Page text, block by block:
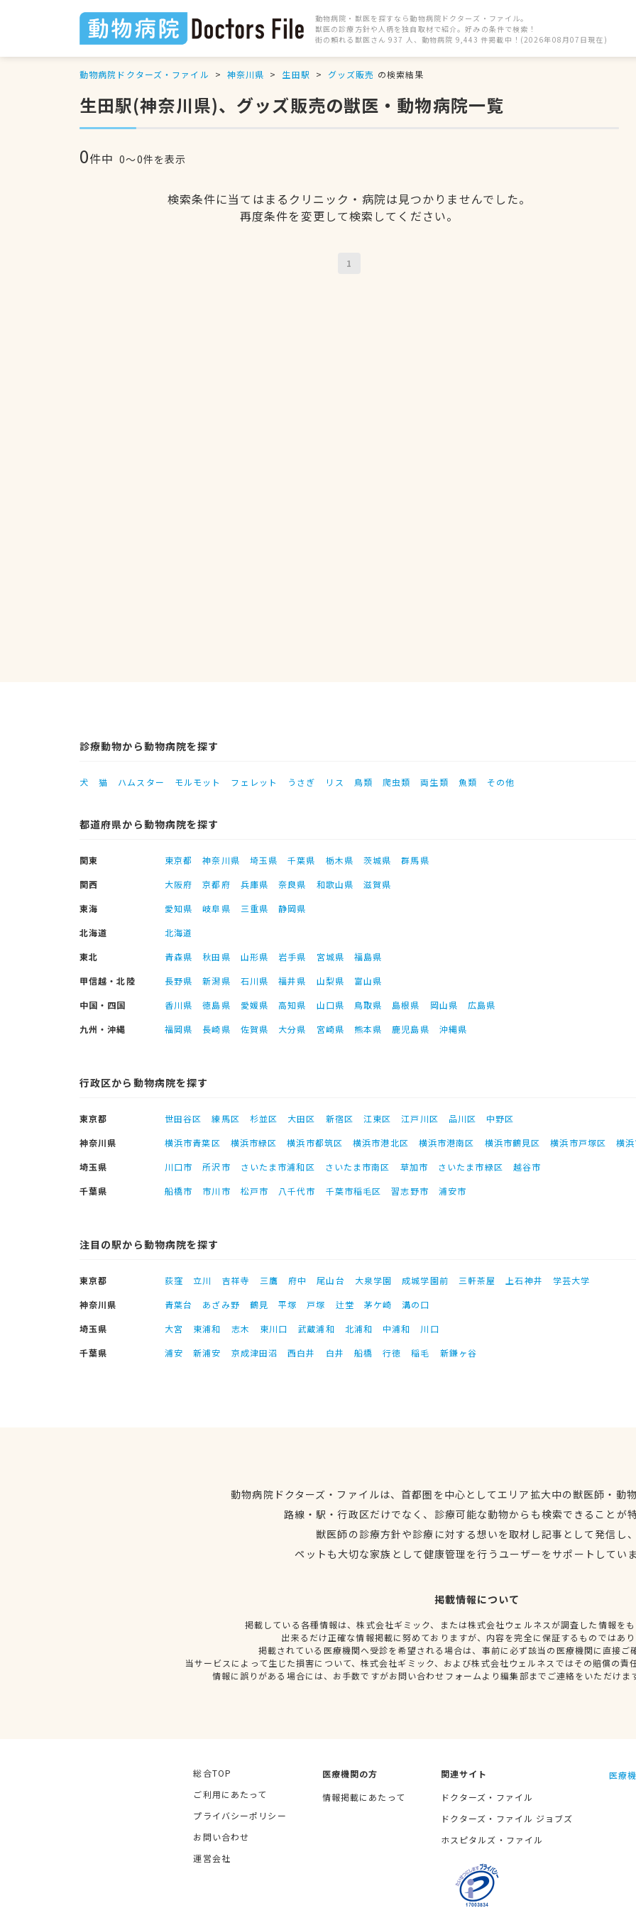
動物病院・獣医を探すなら動物病院ドクターズ・ファイル。
獣医の診療方針や人柄を独自取材で紹介。好みの条件で検索！
街の頼れる獣医さん 937 人、動物病院 9,443 件掲載中！(2026年08月07日現在)
動物病院ドクターズ・ファイル 神奈川県 生田駅 グッズ販売 の検索結果
生田駅(神奈川県)、グッズ販売の獣医・動物病院一覧
0件中 0〜0件を表示
検索条件に当てはまるクリニック・病院は見つかりませんでした。
再度条件を変更して検索してください。
1
診療動物から動物病院を探す
犬 猫 ハムスター モルモット フェレット うさぎ リス 鳥類 爬虫類 両生類 魚類 その他
都道府県から動物病院を探す
関東 東京都 神奈川県 埼玉県 千葉県 栃木県 茨城県
群馬県
関西
大阪府 京都府 兵庫県 奈良県 和歌山県
滋賀県
東海
愛知県 岐阜県 三重県
静岡県
北海道
北海道
東北
青森県 秋田県 山形県 岩手県 宮城県
福島県
甲信越・北陸
長野県 新潟県 石川県 福井県 山梨県
富山県
中国・四国
香川県 徳島県 愛媛県 高知県 山口県 鳥取県 島根県 岡山県
広島県
九州・沖縄
福岡県 長崎県 佐賀県 大分県 宮崎県 熊本県 鹿児島県 沖縄県
行政区から動物病院を探す
東京都 世田谷区 練馬区 杉並区 大田区 新宿区 江東区 江戸川区 品川区
中野区
神奈川県
横浜市青葉区 横浜市緑区 横浜市都筑区 横浜市港北区 横浜市港南区 横浜市鶴見区 横浜市戸塚区
横
埼玉県
川口市 所沢市 さいたま市浦和区 さいたま市南区 草加市 さいたま市緑区
越谷市
千葉県
船橋市 市川市 松戸市 八千代市 千葉市稲毛区 習志野市 浦安市
注目の駅から動物病院を探す
東京都 荻窪 立川 吉祥寺 三鷹 府中 尾山台 大泉学園 成城学園前 三軒茶屋 上石神井
学芸大学
神奈川県
青葉台 あざみ野 鶴見 平塚 戸塚 辻堂 茅ケ崎
溝の口
埼玉県
大宮 東浦和 志木 東川口 武蔵浦和 北浦和 中浦和
川口
千葉県
浦安 新浦安 京成津田沼 西白井 白井 船橋 行徳 稲毛 新鎌ヶ谷
動物病院ドクターズ・ファイルは、首都圏を中心としてエリア拡大中の獣医師・動
路線・駅・行政区だけでなく、診療可能な動物からも検索できることが
獣医師の診療方針や診療に対する想いを取材し記事として発信し
ペットも大切な家族として健康管理を行うユーザーをサポートしてい
掲載情報について
掲載している各種情報は、株式会社ギミック、または株式会社ウェルネスが調査した情報を
出来るだけ正確な情報掲載に努めておりますが、内容を完全に保証するものではあ
掲載されている医療機関へ受診を希望される場合は、事前に必ず該当の医療機関に直接ご
当サービスによって生じた損害について、株式会社ギミック、および株式会社ウェルネスではその賠償の責
情報に誤りがある場合には、お手数ですがお問い合わせフォームより編集部までご連絡をいただけま
総合TOP
ご利用にあたって
プライバシーポリシー
お問い合わせ
運営会社
医療機関の方
情報掲載にあたって
関連サイト
ドクターズ・ファイル
ドクターズ・ファイル ジョブズ
ホスピタルズ・ファイル
医療